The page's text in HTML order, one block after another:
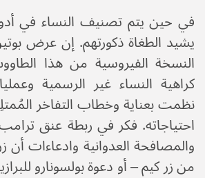
في حين يتم تصنيف النساء في
يشيد الطغاة ذكورتهم. إن عرض
النسخة الفيروسية من هذا
كراهية النساء غير الرسمية
نظمت بعناية وخطاب التفاخر
احتياجاته. فكر في ربطة عنق
والمصافحة العدوانية وادعاءات أن
من زر كيم – أو دعوة بولسونارو